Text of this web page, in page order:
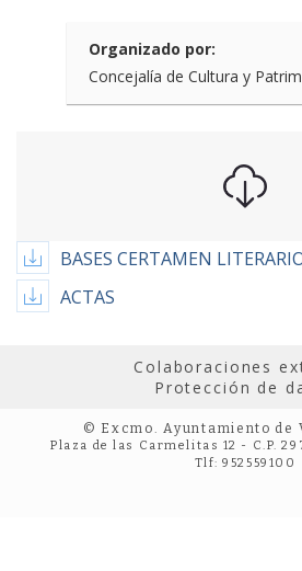
Organizado por:
Concejalía de Cultura y
BASES CERTAMEN
ACTAS
Colaboraciones
Protección de
© Excmo. Ayuntamiento de
Plaza de las Carmelitas 12 - C.P.
Tlf: 952559100